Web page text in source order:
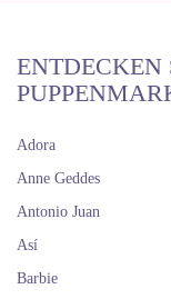
ENTDECKEN
Adora
Anne Geddes
Antonio Juan
Así
Barbie